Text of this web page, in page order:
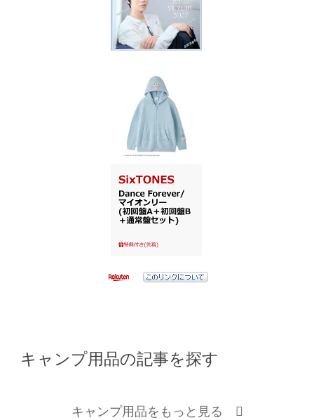
キャンプ用品の記事を探す
キャンプ用品をもっと見る